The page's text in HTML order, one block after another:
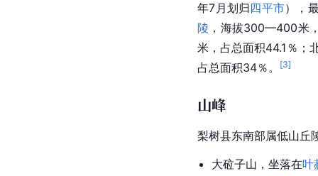
年7月划归四平市），
陵 ，海拔300—400米
米，占总面积44.1％；
占总面积34％。
[3]
山峰
梨树县东南部属低山丘
大砬子山，坐落在叶